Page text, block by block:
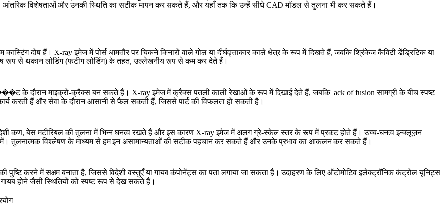
आंतरिक विशेषताओं और उनकी स्थिति का सटीक मापन कर सकते हैं, और यहाँ तक कि उन्हें सीधे CAD मॉडल से तुलना भी कर सकते हैं।
दोष हैं। X-ray इमेज में पोर्स आमतौर पर चिकने किनारों वाले गोल या दीर्घवृत्ताकार काले क्षेत्र के रूप में दिखते हैं, जबकि श्रिंकेज कैविटी डेंड्रिटिक या
रूप से थकान लोडिंग (फटीग लोडिंग) के तहत, उल्लेखनीय रूप से कम कर देते हैं।
के दौरान माइक्रो-क्रैक्स बन सकते हैं। X-ray इमेज में क्रैक्स पतली काली रेखाओं के रूप में दिखाई देते हैं, जबकि lack of fusion सामग्री के बीच स्पष्ट
करती हैं और सेवा के दौरान आसानी से फैल सकती हैं, जिससे पार्ट की विफलता हो सकती है।
कण, बेस मटीरियल की तुलना में भिन्न घनत्व रखते हैं और इस कारण X-ray इमेज में अलग ग्रे-स्केल स्तर के रूप में प्रकट होते हैं। उच्च-घनत्व इन्क्लूज़न
में। तुलनात्मक विश्लेषण के माध्यम से हम इन असामान्यताओं की सटीक पहचान कर सकते हैं और उनके प्रभाव का आकलन कर सकते हैं।
करने में सक्षम बनाता है, जिससे विदेशी वस्तुएँ या गायब कंपोनेंट्स का पता लगाया जा सकता है। उदाहरण के लिए ऑटोमोटिवइलेक्ट्रॉनिक कंट्रोल यूनिट्स
होने जैसी स्थितियों को स्पष्ट रूप से देख सकते हैं।